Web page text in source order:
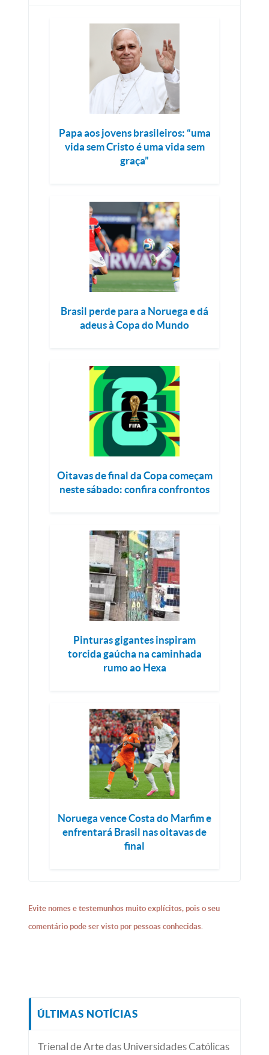
Papa aos jovens brasileiros: “uma
vida sem Cristo é uma vida sem
graça”
Brasil perde para a Noruega e dá
adeus à Copa do Mundo
Oitavas de final da Copa começam
neste sábado: confira confrontos
Pinturas gigantes inspiram
torcida gaúcha na caminhada
rumo ao Hexa
Noruega vence Costa do Marfim e
enfrentará Brasil nas oitavas de
final
Evite nomes e testemunhos muito explícitos, pois o seu
comentário pode ser visto por pessoas conhecidas.
ÚLTIMAS NOTÍCIAS
Trienal de Arte das Universidades Católicas